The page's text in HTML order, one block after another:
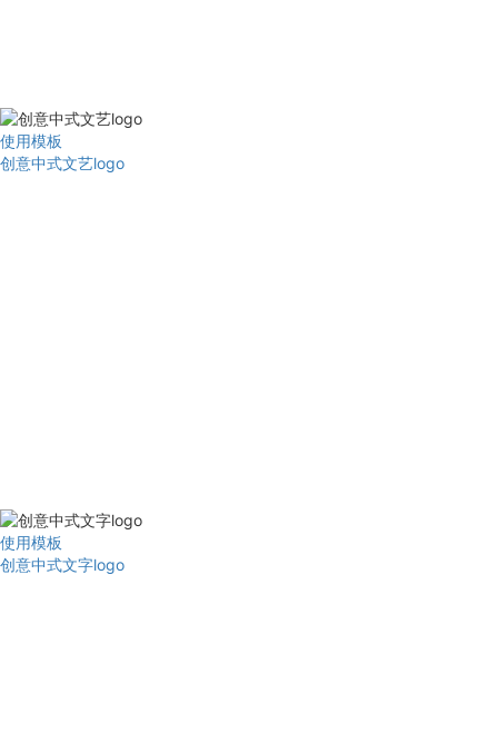
使用模板
创意中式文艺logo
使用模板
创意中式文字logo